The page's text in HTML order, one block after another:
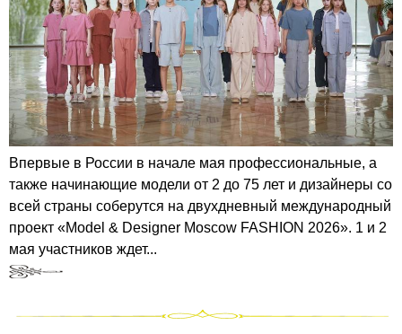
Впервые в России в начале мая профессиональные, а
также начинающие модели от 2 до 75 лет и дизайнеры со
всей страны соберутся на двухдневный международный
проект «Model & Designer Moscow FASHION 2026». 1 и 2
мая участников ждет...